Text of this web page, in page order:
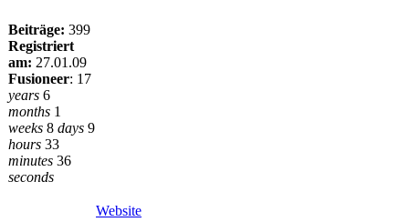
Beiträge: 399
Registriert
am: 27.01.09
Fusioneer: 17
years 6
months 1
weeks 8 days 9
hours 33
minutes 36
seconds
Website